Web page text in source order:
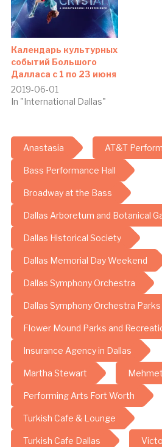
Календарь культурных
событий Большого
Далласа c 1 по 23 июня
2019-06-01
In "International Dallas"
Anastasia AT&T
Bass Performance Hall
Broadway at the Bass
Dallas Arboretum and Botanical
Dallas Historical Society
Dallas Memorial Day Weekend
Dallas Symphony Orchestra
Dallas Symphony Orchestra
Flower Mound Parks and
Insurance Agency in Dallas
Martha Stewart
Performing Arts Fort Worth
Turkish Cafe & Lounge
Turkish Cafe Dallas